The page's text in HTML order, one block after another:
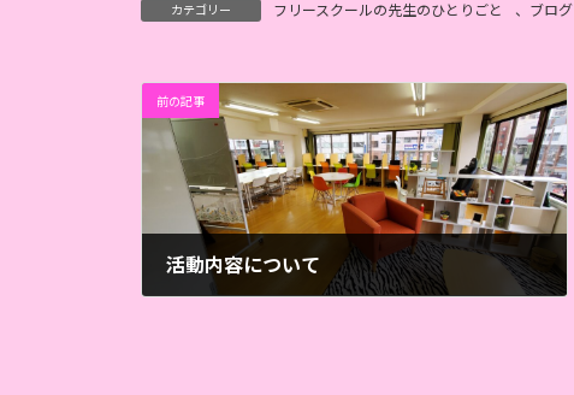
カテゴリー フリースクールの先生のひとりごと 、 ブログ
前の記事
活動内容について